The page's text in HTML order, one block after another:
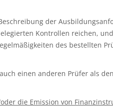
der
Kontrollen reichen,
des bestellten
einen anderen Prüfer als
die Emission von